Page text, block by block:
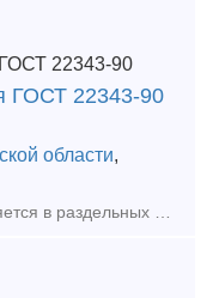
ГОСТ 22343-90
области,
Промежуточная клемма ПК применяется в раздельных скреплениях рельсов типа Р65 с деревянными шпалами и подкладками КД и с железобетонными шпалами и подкладками КБ.В соответствии с т